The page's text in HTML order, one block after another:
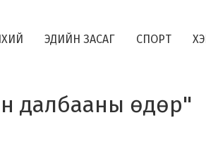
ЭДИЙН ЗАСАГ СПОРТ
далбааны өдөр"